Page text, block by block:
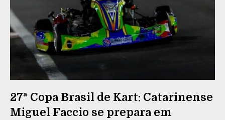
27ª Copa Brasil de Kart: Catarinense
Miguel Faccio se prepara em